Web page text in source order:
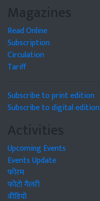
Magazines
Read Online
Subscription
Circulation
Tariff
Subscribe to print edition
Subscribe to digital edition
Activities
Upcoming Events
Events Update
फोरम
फोटो गैलरी
वीडियो